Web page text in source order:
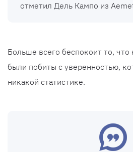
отметил Дель Кампо из
Больше всего беспокоит то,
были побиты с уверенностью,
никакой статистике.